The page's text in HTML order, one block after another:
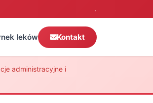
.
leków Kontakt
administracyjne i